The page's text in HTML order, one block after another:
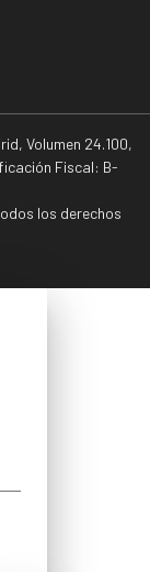
Volumen 24.100,
Fiscal: B-
los derechos